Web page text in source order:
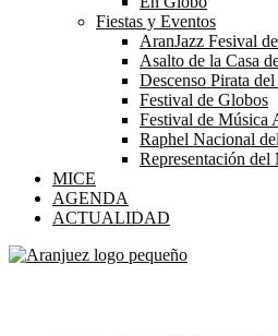
Fiestas y Eventos
AranJazz Fesival
Asalto de la Casa
Descenso Pirata
Festival de Globos
Festival de Música
Raphel Nacional
Representación
MICE
AGENDA
ACTUALIDAD